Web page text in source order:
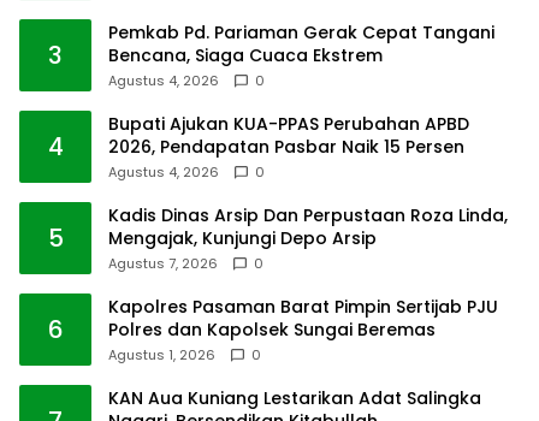
3
Pemkab Pd. Pariaman Gerak Cepat Tangani
Bencana, Siaga Cuaca Ekstrem
Agustus 4, 2026 0
4
Bupati Ajukan KUA-PPAS Perubahan APBD
2026, Pendapatan Pasbar Naik 15 Persen
Agustus 4, 2026 0
5
Kadis Dinas Arsip Dan Perpustaan Roza Linda,
Mengajak, Kunjungi Depo Arsip
Agustus 7, 2026 0
6
Kapolres Pasaman Barat Pimpin Sertijab PJU
Polres dan Kapolsek Sungai Beremas
Agustus 1, 2026 0
KAN Aua Kuniang Lestarikan Adat Salingka